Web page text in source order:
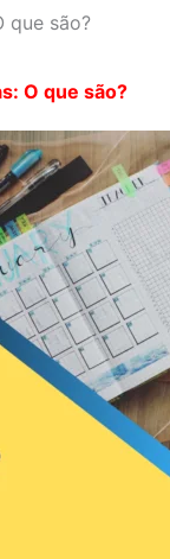
que são?
O que são?